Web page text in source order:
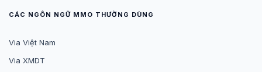
CÁC NGÔN NGỮ MMO THƯỜNG DÙNG
Via Việt Nam
Via XMDT